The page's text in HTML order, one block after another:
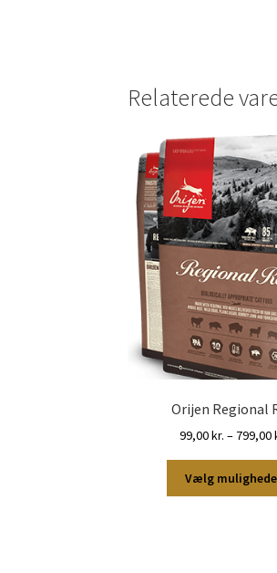
Relaterede
Orijen Regional
99,00kr. – 799,00
Vælg